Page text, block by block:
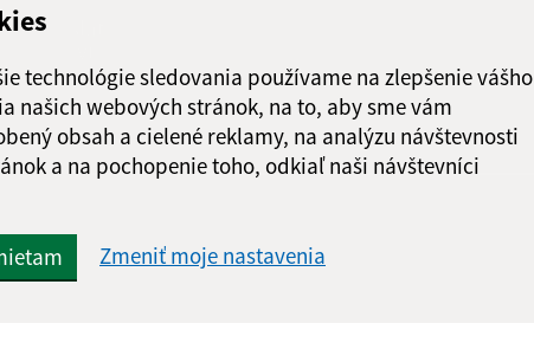
technológie sledovania používame na zlepšenie vášho
našich webových stránok, na to, aby sme vám
obsah a cielené reklamy, na analýzu návštevnosti
a na pochopenie toho, odkiaľ naši návštevníci
Zmeniť moje nastavenia
reCaptcha Response
Odoslať